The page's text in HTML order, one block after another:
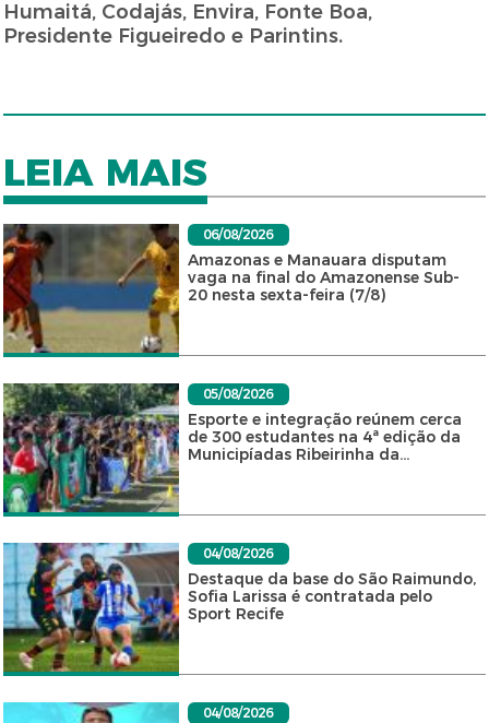
Humaitá, Codajás, Envira, Fonte Boa,
Presidente Figueiredo e Parintins.
LEIA MAIS
06/08/2026
Amazonas e Manauara disputam
vaga na final do Amazonense Sub-
20 nesta sexta-feira (7/8)
05/08/2026
Esporte e integração reúnem cerca
de 300 estudantes na 4ª edição da
Municipíadas Ribeirinha da...
04/08/2026
Destaque da base do São Raimundo,
Sofia Larissa é contratada pelo
Sport Recife
04/08/2026